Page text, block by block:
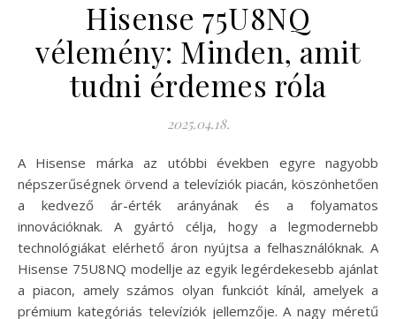
Hisense 75U8NQ
vélemény: Minden, amit
tudni érdemes róla
2025.04.18.
A Hisense márka az utóbbi években egyre nagyobb
népszerűségnek örvend a televíziók piacán, köszönhetően
a kedvező ár-érték arányának és a folyamatos
innovációknak. A gyártó célja, hogy a legmodernebb
technológiákat elérhető áron nyújtsa a felhasználóknak. A
Hisense 75U8NQ modellje az egyik legérdekesebb ajánlat
a piacon, amely számos olyan funkciót kínál, amelyek a
prémium kategóriás televíziók jellemzője. A nagy méretű